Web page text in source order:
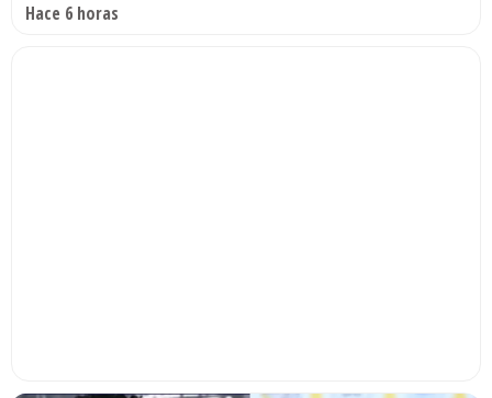
Hace 6 horas